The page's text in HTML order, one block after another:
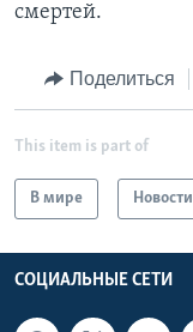
смертей.
Поделиться
This item is part of
В мире Новости
СОЦИАЛЬНЫЕ СЕТИ